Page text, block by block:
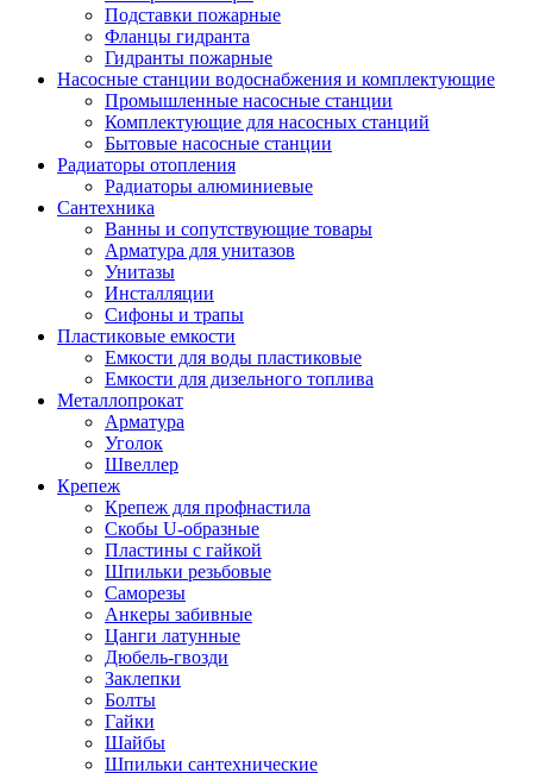
Подставки пожарные
Фланцы гидранта
Гидранты пожарные
Насосные станции водоснабжения и комплектующие
Промышленные насосные станции
Комплектующие для насосных станций
Бытовые насосные станции
Радиаторы отопления
Радиаторы алюминиевые
Сантехника
Ванны и сопутствующие товары
Арматура для унитазов
Унитазы
Инсталляции
Сифоны и трапы
Пластиковые емкости
Емкости для воды пластиковые
Емкости для дизельного топлива
Металлопрокат
Арматура
Уголок
Швеллер
Крепеж
Крепеж для профнастила
Скобы U-образные
Пластины с гайкой
Шпильки резьбовые
Саморезы
Анкеры забивные
Цанги латунные
Дюбель-гвозди
Заклепки
Болты
Гайки
Шайбы
Шпильки сантехнические